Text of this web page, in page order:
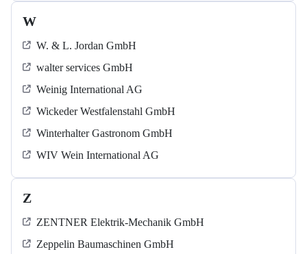
W
W. & L. Jordan GmbH
walter services GmbH
Weinig International AG
Wickeder Westfalenstahl GmbH
Winterhalter Gastronom GmbH
WIV Wein International AG
Z
ZENTNER Elektrik-Mechanik GmbH
Zeppelin Baumaschinen GmbH